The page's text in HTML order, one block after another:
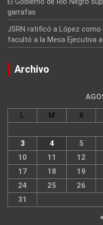
garrafas
JSRN ratificó a López
facultó a la Mesa Ejecutiva
Archivo
L M X
3
4 5
10
11 12
17
18 19
24
25 26
31